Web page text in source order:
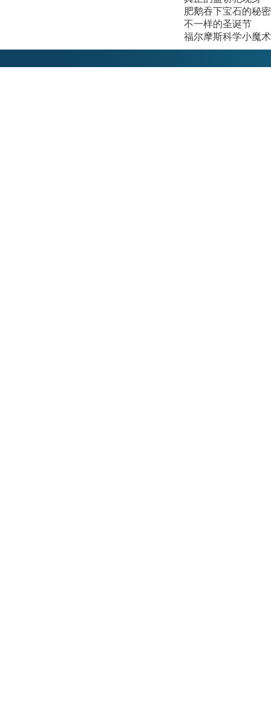
肥鹅吞下宝石的秘密
不一样的圣诞节
福尔摩斯科学小魔